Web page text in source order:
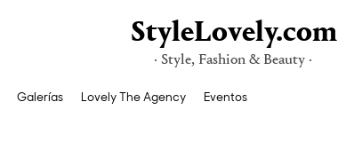
StyleLovely.com
· Style, Fashion & Beauty ·
Galerías Lovely The Agency Eventos